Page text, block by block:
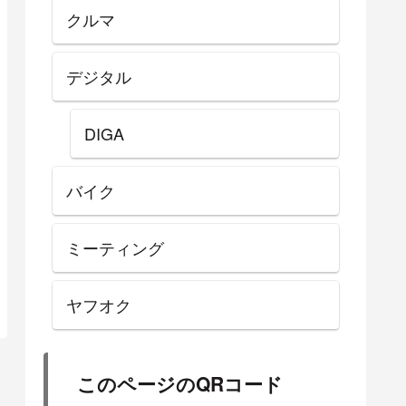
クルマ
デジタル
DIGA
バイク
ミーティング
ヤフオク
このページのQRコード